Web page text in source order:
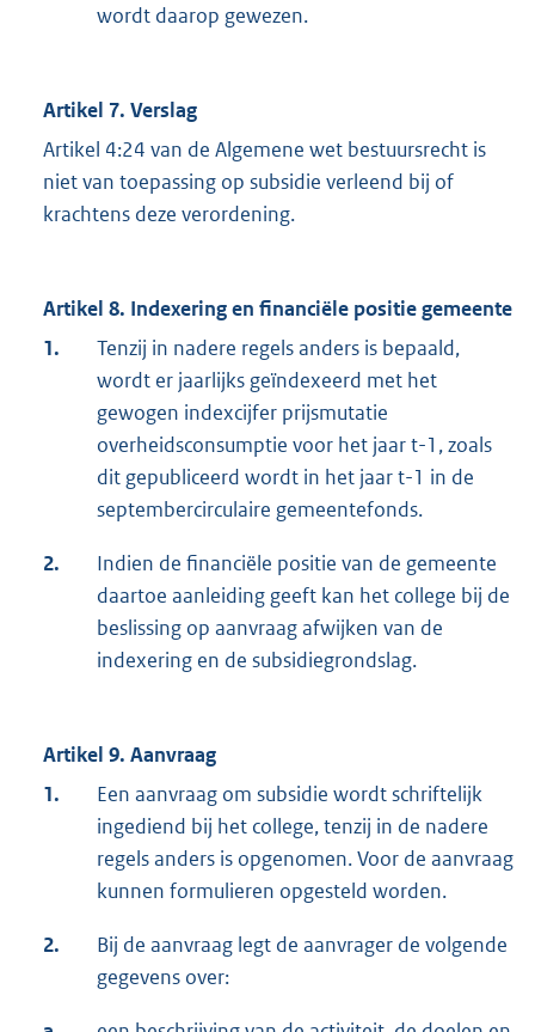
wordt daarop gewezen.
Artikel 7. Verslag
Artikel 4:24 van de Algemene wet bestuursrecht is
niet van toepassing op subsidie verleend bij of
krachtens deze verordening.
Artikel 8. Indexering en financiële positie gemeente
1.
Tenzij in nadere regels anders is bepaald,
wordt er jaarlijks geïndexeerd met het
gewogen indexcijfer prijsmutatie
overheidsconsumptie voor het jaar t-1, zoals
dit gepubliceerd wordt in het jaar t-1 in de
septembercirculaire gemeentefonds.
2.
Indien de financiële positie van de gemeente
daartoe aanleiding geeft kan het college bij de
beslissing op aanvraag afwijken van de
indexering en de subsidiegrondslag.
Artikel 9. Aanvraag
1.
Een aanvraag om subsidie wordt schriftelijk
ingediend bij het college, tenzij in de nadere
regels anders is opgenomen. Voor de aanvraag
kunnen formulieren opgesteld worden.
2.
Bij de aanvraag legt de aanvrager de volgende
gegevens over: